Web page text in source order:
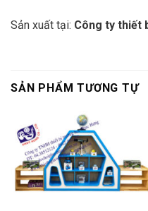
Sản xuất tại: Công ty thiết
SẢN PHẨM TƯƠNG TỰ